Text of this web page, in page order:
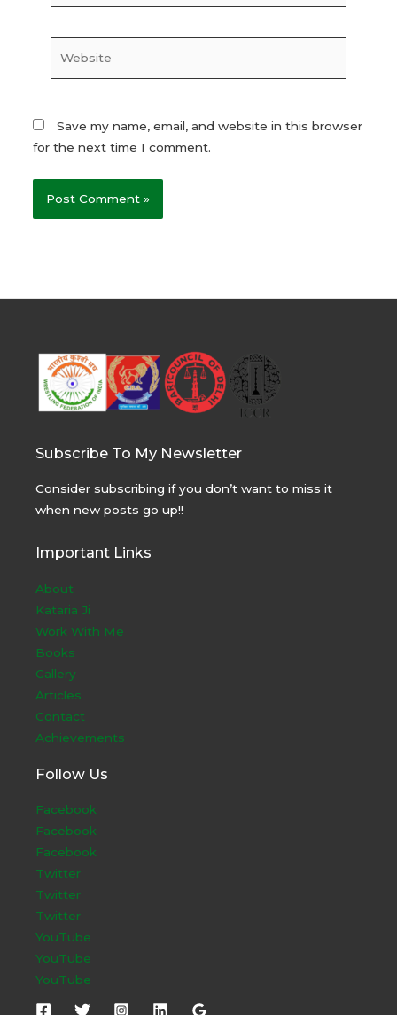
Save my name, email, and website in this browser
for the next time I comment.
Subscribe To My Newsletter
Consider subscribing if you don’t want to miss it
when new posts go up!!
Important Links
About
Kataria Ji
Work With Me
Books
Gallery
Articles
Contact
Achievements
Follow Us
Facebook
Facebook
Facebook
Twitter
Twitter
Twitter
YouTube
YouTube
YouTube